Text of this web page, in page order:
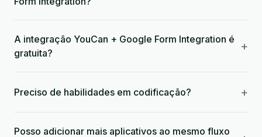
A integração YouCan + Google Form Integration é
gratuita?
+
Preciso de habilidades em codificação? +
Posso adicionar mais aplicativos ao mesmo fluxo